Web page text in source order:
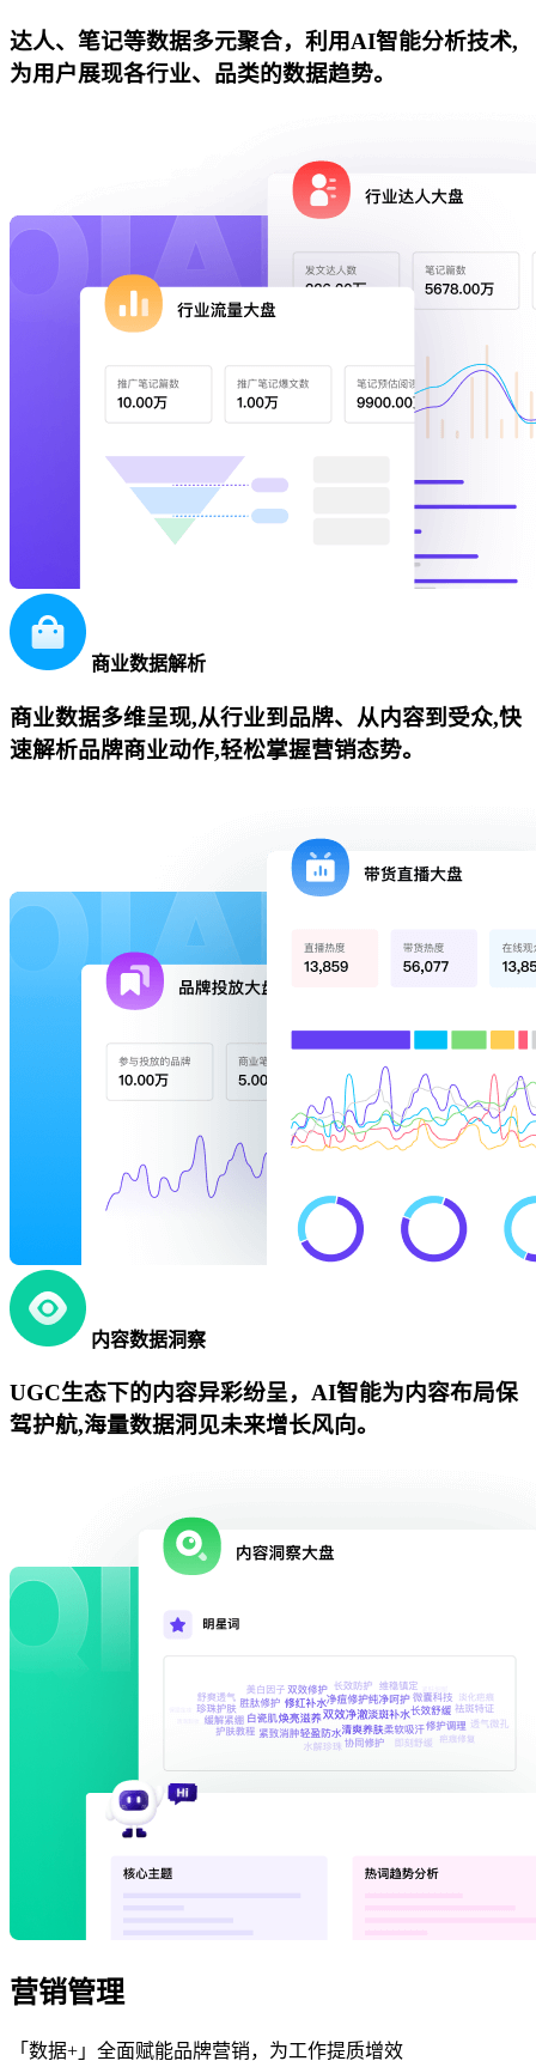
达人、笔记等数据多元聚合，利用AI智能分析技术,
为用户展现各行业、品类的数据趋势。
商业数据解析
商业数据多维呈现,从行业到品牌、从内容到受众,快
速解析品牌商业动作,轻松掌握营销态势。
内容数据洞察
UGC生态下的内容异彩纷呈，AI智能为内容布局保
驾护航,海量数据洞见未来增长风向。
营销管理
「数据+」全面赋能品牌营销，为工作提质增效